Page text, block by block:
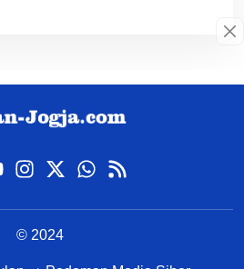
© 2024